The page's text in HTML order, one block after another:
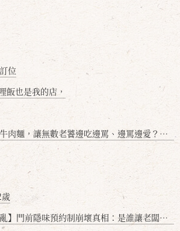
位
也是我的店，
，讓無數老饕邊吃邊罵、邊罵邊愛？小辣雞揭密！」
門前隱味預約制崩壞真相：是誰讓老闆心灰意冷？」